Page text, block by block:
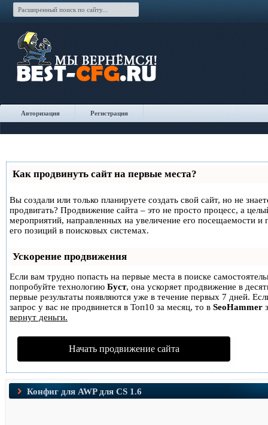
Авторизация Регистрация
Как продвинуть сайт на первые места?
Вы создали или только планируете создать свой сайт, но не
продвигать? Продвижение сайта – это не просто процесс, а
мероприятий, направленных на увеличение его посещаемости и
его позиций в поисковых системах.
Ускорение продвижения
Если вам трудно попасть на первые места в поиске
попробуйте технологию Буст, она ускоряет продвижение в
первые результаты появляются уже в течение первых 7 дней.
запрос у вас не продвинется в Топ10 за месяц, то в SeoHammer
вернут деньги.
Начать продвижение сайта
Конфиг для AWP для CS 1.6